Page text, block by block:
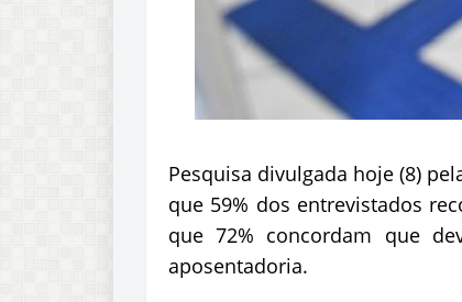
Pesquisa divulgada hoje (8)
que 59% dos entrevistados
que 72% concordam que
aposentadoria.